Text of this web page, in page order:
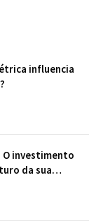
influencia
O investimento
da sua